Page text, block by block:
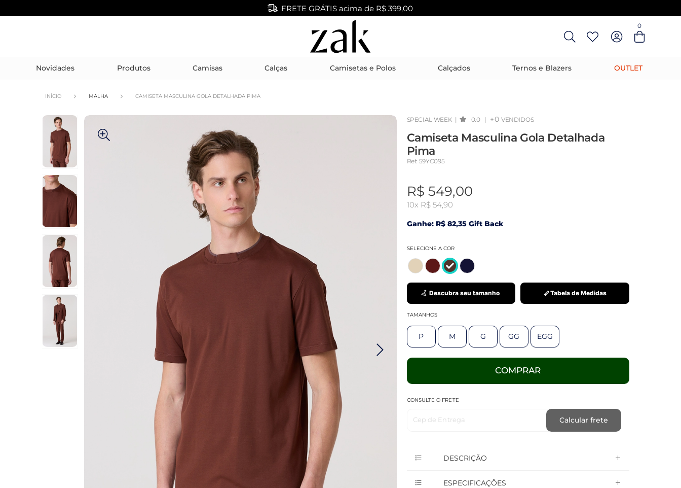
Entre com email ou cpf/cnpj
FRETE GRÁTIS acima de R$ 399,00
0
Novidades Produtos Camisas Calças Camisetas e Polos Calçados Ternos e Blazers OUTLET
INÍCIO MALHA CAMISETA MASCULINA GOLA DETALHADA PIMA
SPECIAL WEEK | 0.0 | +0 VENDIDOS
Camiseta Masculina Gola Detalhada
Pima
Ref: 59YC095
R$ 549,00
10x R$ 54,90
Ganhe: R$ 82,35 Gift Back
SELECIONE A COR
Descubra seu tamanho Tabela de Medidas
TAMANHOS
P M G GG EGG
COMPRAR
CONSULTE O FRETE
Cep de Entrega Calcular frete
DESCRIÇÃO
ESPECIFICAÇÕES